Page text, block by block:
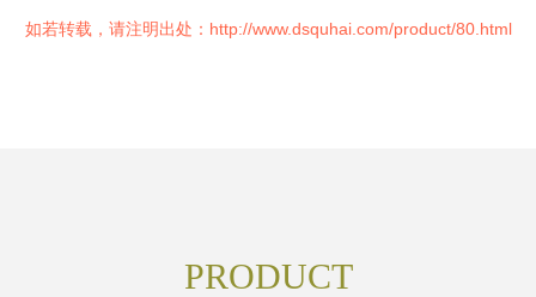
如若转载，请注明出处：http://www.dsquhai.com/product/80.html
PRODUCT